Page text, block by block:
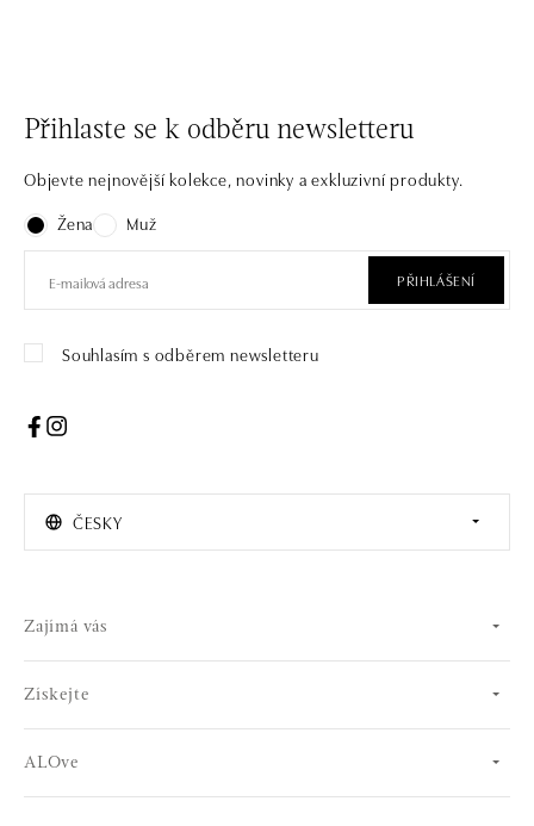
Přihlaste se k odběru newsletteru
Objevte nejnovější kolekce, novinky a exkluzivní produkty.
Žena
Muž
PŘIHLÁŠENÍ
Souhlasím s odběrem newsletteru
ČESKY
Zajímá vás
Získejte
ALOve